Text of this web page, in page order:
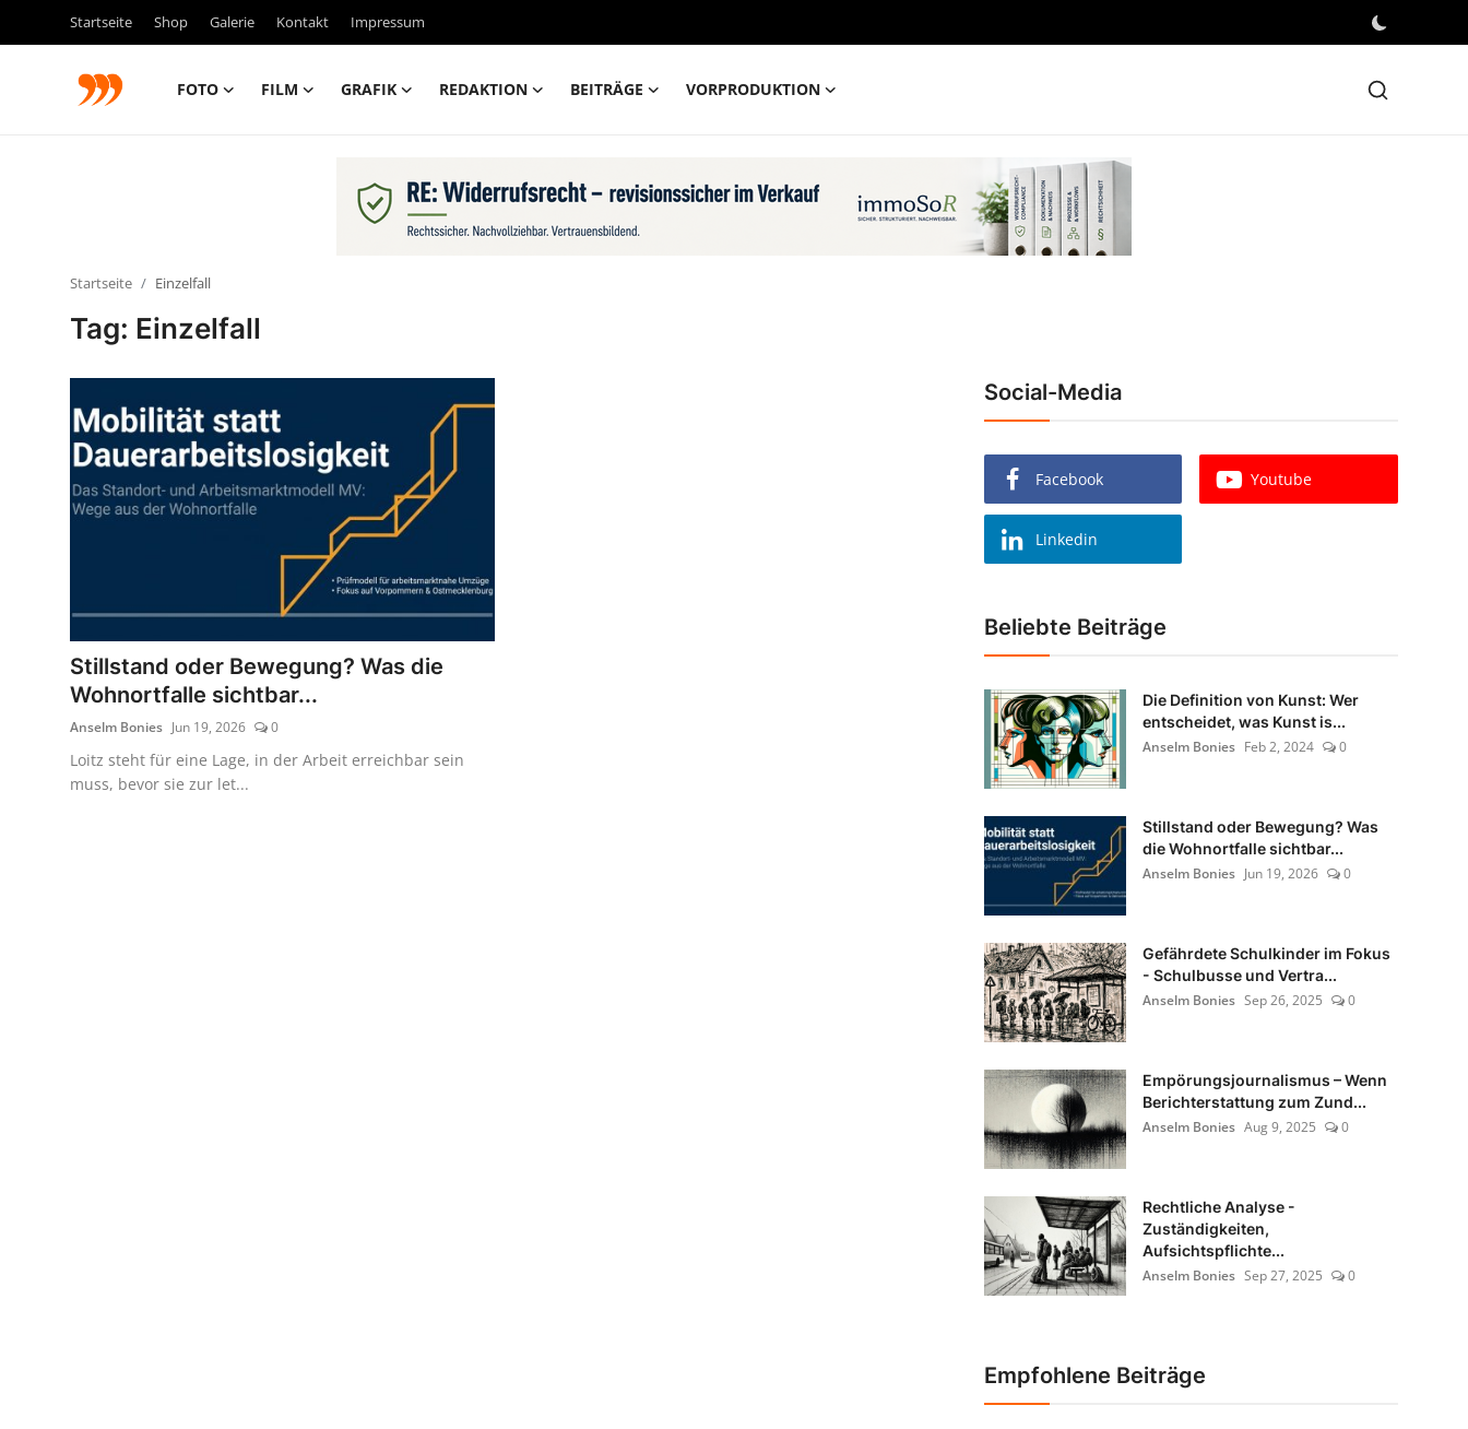
Startseite Shop Galerie Kontakt Impressum
FOTO FILM GRAFIK REDAKTION BEITRÄGE VORPRODUKTION
Beiträge
Vorproduktion
Startseite Einzelfall
Tag: Einzelfall
Stillstand oder Bewegung? Was die
Wohnortfalle sichtbar...
Anselm Bonies Jun 19, 2026 0
Loitz steht für eine Lage, in der Arbeit erreichbar sein
muss, bevor sie zur let...
Social-Media
Facebook Youtube
Linkedin
Beliebte Beiträge
Die Definition von Kunst: Wer
entscheidet, was Kunst is...
Anselm Bonies Feb 2, 2024 0
Stillstand oder Bewegung? Was
die Wohnortfalle sichtbar...
Anselm Bonies Jun 19, 2026 0
Gefährdete Schulkinder im Fokus
- Schulbusse und Vertra...
Anselm Bonies Sep 26, 2025 0
Empörungsjournalismus – Wenn
Berichterstattung zum Zund...
Anselm Bonies Aug 9, 2025 0
Rechtliche Analyse -
Zuständigkeiten,
Aufsichtspflichte...
Anselm Bonies Sep 27, 2025 0
Empfohlene Beiträge